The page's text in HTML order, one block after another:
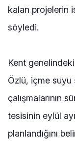
kalan projelerin
söyledi.
Kent genelindeki
Özlü, içme suyu
çalışmalarının
tesisinin eylül
planlandığını